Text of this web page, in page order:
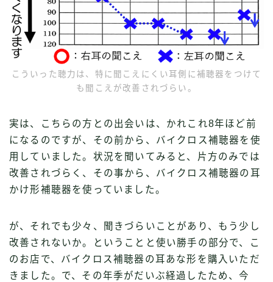
こういった聴力は、特に聞こえにくい耳側に補聴器をつけて
も聞こえが改善されづらい。
実は、こちらの方との出会いは、かれこれ8年ほど前
になるのですが、その前から、バイクロス補聴器を使
用していました。状況を聞いてみると、片方のみでは
改善されづらく、その事から、バイクロス補聴器の耳
かけ形補聴器を使っていました。
が、それでも少々、聞きづらいことがあり、もう少し
改善されないか。ということと使い勝手の部分で、こ
のお店で、バイクロス補聴器の耳あな形を購入いただ
きました。で、その年季がだいぶ経過したため、今